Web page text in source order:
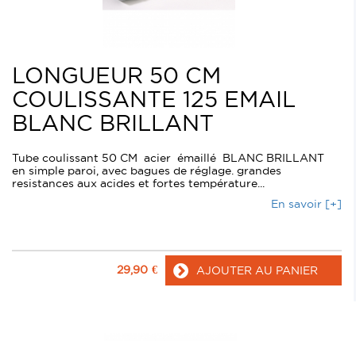
LONGUEUR 50 CM
COULISSANTE 125 EMAIL
BLANC BRILLANT
Tube coulissant 50 CM acier émaillé BLANC BRILLANT
en simple paroi, avec bagues de réglage. grandes
resistances aux acides et fortes température...
En savoir [+]
29,90 € AJOUTER AU PANIER